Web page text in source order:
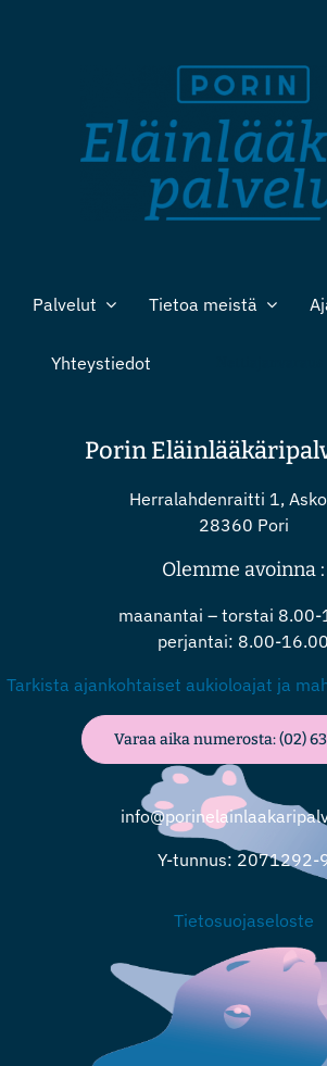
Palvelut Tietoa meistä
Yhteystiedot
Porin
Herralahdenraitti 1,
28360 Pori
Olemme avoinna :
maanantai – torstai 8.00-
perjantai: 8.00-16.00
Tarkista ajankohtaiset aukioloajat ja
Varaa aika numerosta: (02)
Y-tunnus: 2071292-
Tietosuojaseloste